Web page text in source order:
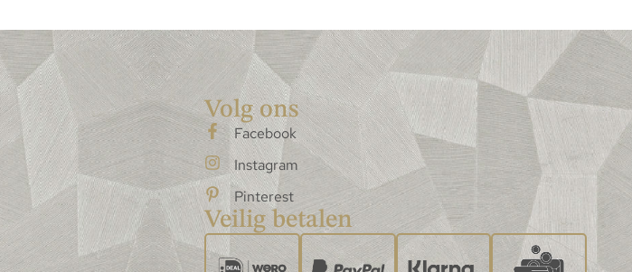
Volg ons
Facebook
Instagram
Pinterest
Veilig betalen